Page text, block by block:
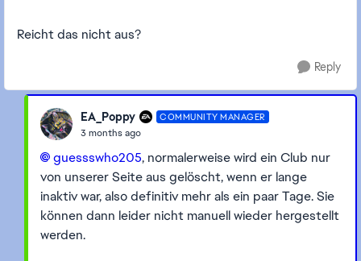
Reicht das nicht aus?
Reply
EA_Poppy COMMUNITY MANAGER
3 months ago
guessswho205​, normalerweise wird ein Club nur
von unserer Seite aus gelöscht, wenn er lange
inaktiv war, also definitiv mehr als ein paar Tage. Sie
können dann leider nicht manuell wieder hergestellt
werden.